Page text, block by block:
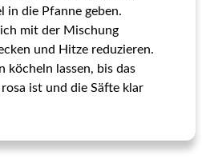
in die Pfanne geben.
mit der Mischung
und Hitze reduzieren.
köcheln lassen, bis das
ist und die Säfte klar